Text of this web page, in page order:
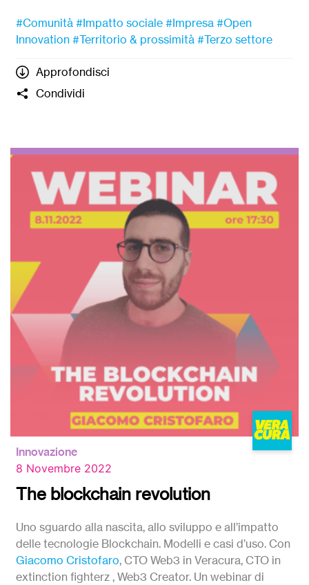
#Comunità #Impatto sociale #Impresa #Open
Innovation #Territorio & prossimità #Terzo settore
Approfondisci
Condividi
Innovazione
8 Novembre 2022
The blockchain revolution
Uno sguardo alla nascita, allo sviluppo e all’impatto
delle tecnologie Blockchain. Modelli e casi d’uso. Con
Giacomo Cristofaro, CTO Web3 in Veracura, CTO in
extinction fighterz , Web3 Creator. Un webinar di